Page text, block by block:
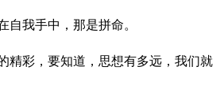
我手中，那是拼命。
精彩，要知道，思想有多远，我们就